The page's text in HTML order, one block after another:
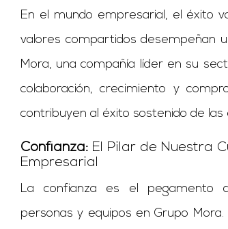
En el mundo empresarial, el éxito
valores compartidos desempeñan
Mora, una compañía líder en su
colaboración, crecimiento y
contribuyen al éxito sostenido de
Confianza:El Pilar de Nuestra
Empresarial
La confianza es el pegamento
personas y equipos en Grupo